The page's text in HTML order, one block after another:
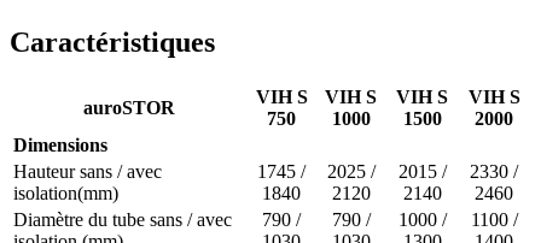
Caractéristiques
auroSTOR
VIH S
750
VIH S
1000
VIH S
1500
VIH S
2000
Dimensions
Hauteur sans / avec
isolation(mm)
1745 /
1840
2025 /
2120
2015 /
2140
2330 /
2460
Diamètre du tube sans / avec
790 /
790 /
1000 /
1100 /